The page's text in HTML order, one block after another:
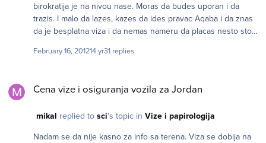
birokratija je na nivou nase. Moras da budes uporan i da
trazis. I malo da lazes, kazes da ides pravac Aqaba i da znas
da je besplatna viza i da nemas nameru da placas nesto sto
Posle 45min ipak je moglo. Inace danas u policiji se lepo
February 16, 201214 yr31 replies
Cena vize i osiguranja vozila za Jordan
mikal replied to sci's topic in Vize i papirologija
Nadam se da nije kasno za info sa terena. Viza se dobija na